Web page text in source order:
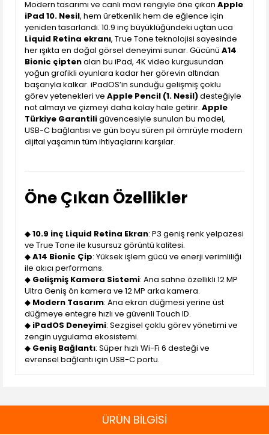
Modern tasarımı ve canlı mavi rengiyle öne çıkan Apple
iPad 10. Nesil, hem üretkenlik hem de eğlence için
yeniden tasarlandı. 10.9 inç büyüklüğündeki uçtan uca
Liquid Retina ekranı, True Tone teknolojisi sayesinde
her ışıkta en doğal görsel deneyimi sunar. Gücünü A14
Bionic çiptenalan bu iPad, 4K video kurgusundan
yoğun grafikli oyunlara kadar her görevin altından
başarıyla kalkar. iPadOS’in sunduğu gelişmiş çoklu
görev yetenekleri ve Apple Pencil (1. Nesil)desteğiyle
not almayı ve çizmeyi daha kolay hale getirir. Apple
Türkiye Garantiligüvencesiyle sunulan bu model,
USB-C bağlantısı ve gün boyu süren pil ömrüyle modern
dijital yaşamın tüm ihtiyaçlarını karşılar.
Öne Çıkan Özellikler
◆10.9 inç Liquid Retina Ekran: P3 geniş renk yelpazesi
ve True Tone ile kusursuz görüntü kalitesi.
◆A14 Bionic Çip: Yüksek işlem gücü ve enerji verimliliği
ile akıcı performans.
◆ Gelişmiş Kamera Sistemi: Ana sahne özellikli 12 MP
Ultra Geniş ön kamera ve 12 MP arka kamera.
◆ Modern Tasarım: Ana ekran düğmesi yerine üst
düğmeye entegre hızlı ve güvenli Touch ID.
◆ iPadOS Deneyimi: Sezgisel çoklu görev yönetimi ve
zengin uygulama ekosistemi.
◆ Geniş Bağlantı: Süper hızlı Wi-Fi 6 desteği ve
evrensel bağlantı için USB-C portu.
ÜRÜN BİLGİSİ